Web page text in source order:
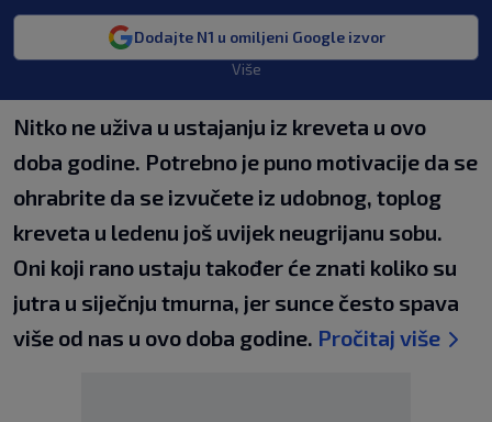
Dodajte N1 u omiljeni Google izvor
Više
Nitko ne uživa u ustajanju iz kreveta u ovo
doba godine. Potrebno je puno motivacije da se
ohrabrite da se izvučete iz udobnog, toplog
kreveta u ledenu još uvijek neugrijanu sobu.
Oni koji rano ustaju također će znati koliko su
jutra u siječnju tmurna, jer sunce često spava
više od nas u ovo doba godine. Pročitaj više